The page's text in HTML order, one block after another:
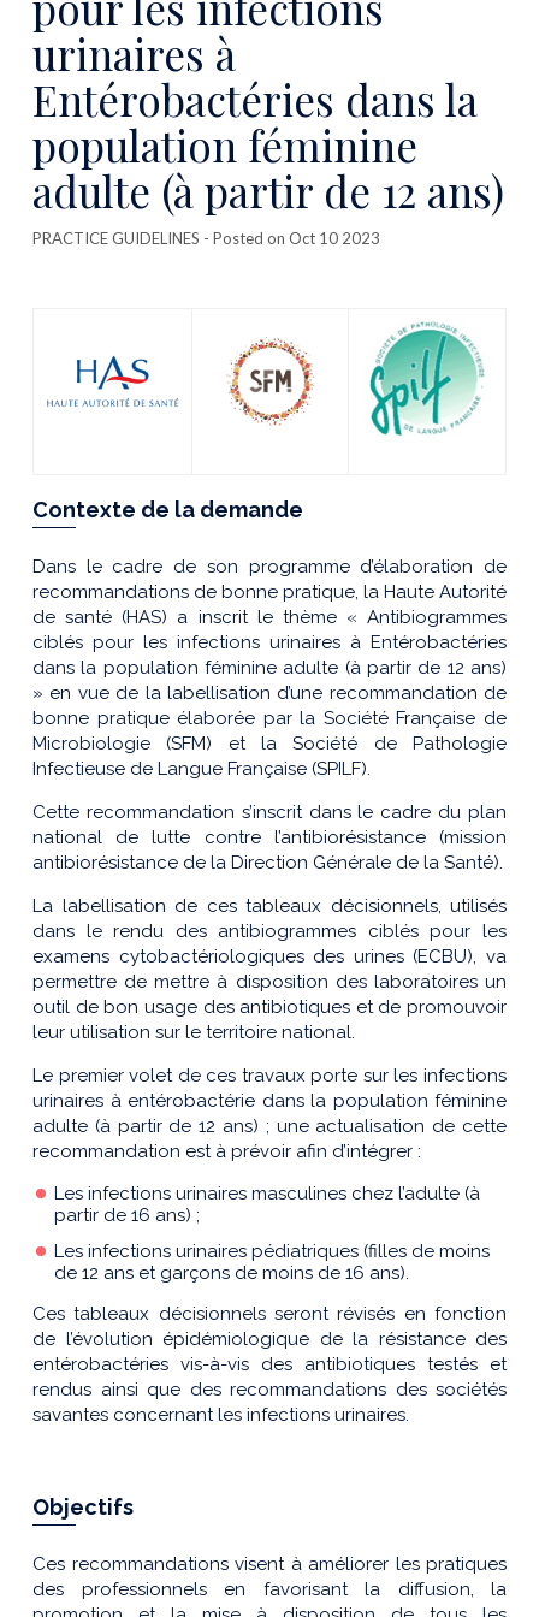
urinaires à
Entérobactéries dans la
population féminine
adulte (à partir de 12 ans)
PRACTICE GUIDELINES - Posted on Oct 10 2023
Contexte de la demande
Dans le cadre de son programme d’élaboration de
recommandations de bonne pratique, la Haute Autorité
de santé (HAS) a inscrit le thème « Antibiogrammes
ciblés pour les infections urinaires à Entérobactéries
dans la population féminine adulte (à partir de 12 ans)
» en vue de la labellisation d’une recommandation de
bonne pratique élaborée par la Société Française de
Microbiologie (SFM) et la Société de Pathologie
Infectieuse de Langue Française (SPILF).
Cette recommandation s’inscrit dans le cadre du plan
national de lutte contre l’antibiorésistance (mission
antibiorésistance de la Direction Générale de la Santé).
La labellisation de ces tableaux décisionnels, utilisés
dans le rendu des antibiogrammes ciblés pour les
examens cytobactériologiques des urines (ECBU), va
permettre de mettre à disposition des laboratoires un
outil de bon usage des antibiotiques et de promouvoir
leur utilisation sur le territoire national.
Le premier volet de ces travaux porte sur les infections
urinaires à entérobactérie dans la population féminine
adulte (à partir de 12 ans) ; une actualisation de cette
recommandation est à prévoir afin d’intégrer :
Les infections urinaires masculines chez l’adulte (à
partir de 16 ans) ;
Les infections urinaires pédiatriques (filles de moins
de 12 ans et garçons de moins de 16 ans).
Ces tableaux décisionnels seront révisés en fonction
de l’évolution épidémiologique de la résistance des
entérobactéries vis-à-vis des antibiotiques testés et
rendus ainsi que des recommandations des sociétés
savantes concernant les infections urinaires.
Objectifs
Ces recommandations visent à améliorer les pratiques
des professionnels en favorisant la diffusion, la